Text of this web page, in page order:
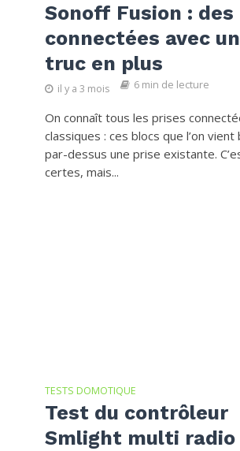
Sonoff Fusion : des
connectées avec
truc en plus
il y a 3 mois 6 min de lecture
On connaît tous les prises
classiques : ces blocs que l’on vient
par-dessus une prise existante.
certes, mais...
TESTS DOMOTIQUE
Test du contrôleur
Smlight multi radio